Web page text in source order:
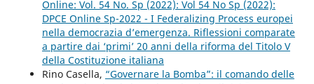
Online: Vol. 54 No. Sp (2022): Vol 54 No Sp (2022):
DPCE Online Sp-2022 - I Federalizing Process europei
nella democrazia d’emergenza. Riflessioni comparate
a partire dai ‘primi’ 20 anni della riforma del Titolo V
della Costituzione italiana
Rino Casella, “Governare la Bomba”: il comando delle